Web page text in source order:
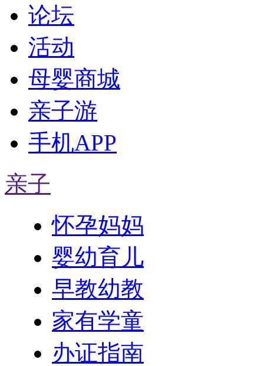
论坛
活动
母婴商城
亲子游
手机APP
亲子
怀孕妈妈
婴幼育儿
早教幼教
家有学童
办证指南